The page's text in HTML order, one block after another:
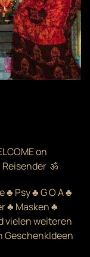
on
Reisender ॐ
Psy ♣ G O A ♣
♣ Masken ♣
vielen weiteren
GeschenkIdeen